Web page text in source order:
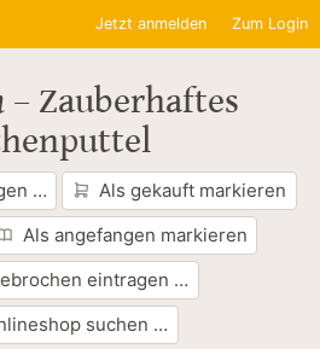
Jetzt anmelden Zum Login
– Zauberhaftes
…
Als gekauft markieren
Als angefangen markieren
eintragen …
suchen …